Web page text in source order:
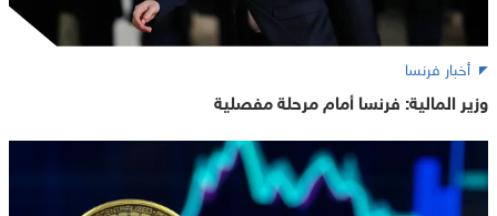
أخبار فرنسا
وزير المالية: فرنسا أمام مرحلة مفصلية